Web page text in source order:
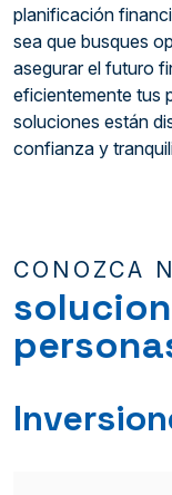
planificación
sea que busques
asegurar el futuro
eficientemente tus
soluciones están
confianza y
CONOZCA